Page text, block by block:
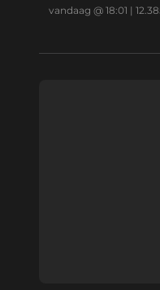
mer mafkees
vandaag @ 18:01 |